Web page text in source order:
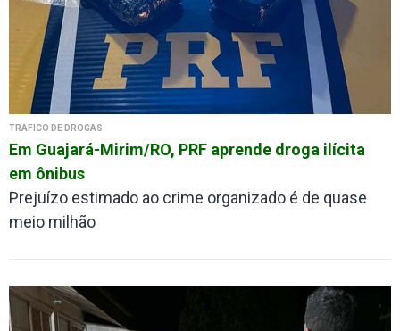
TRÁFICO DE DROGAS
Em Guajará-Mirim/RO, PRF aprende droga ilícita
em ônibus
Prejuízo estimado ao crime organizado é de quase
meio milhão